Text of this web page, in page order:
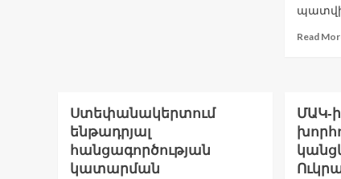
«աղետ
Ուկրաինայի
համար»
Read
Ստեփանակերտում
ենթադրյալ
հանցագործության
կատարման
ՄԱԿ-